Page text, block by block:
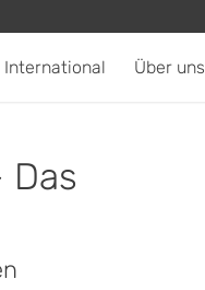
International Über uns